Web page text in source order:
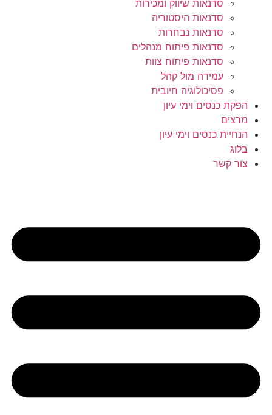
סדנאות שיווק ומכירות
סדנאות היסטוריה
סדנאות נבחרות
סדנאות פיתוח מנהלים
סדנאות פיתוח צוות
עמידה מול קהל
פסיכולוגיה חיובית
הפקת כנסים וימי עיון
מרצים
הנחיית כנסים וימי עיון
בלוג
צור קשר